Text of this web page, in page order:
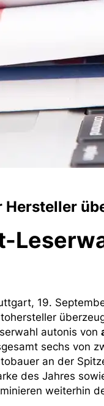
19.
autonis von
sechs von
an der
des Jahres
weiterhin